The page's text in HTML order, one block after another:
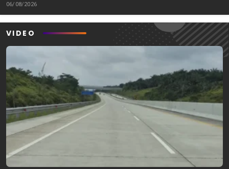
06/08/2026
VIDEO